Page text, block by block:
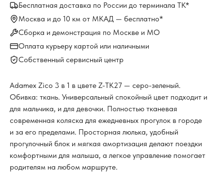
Бесплатная доставка по России до терминала ТК*
Москва и до 10 км от МКАД — бесплатно*
Сборка и демонстрация по Москве и МО
Оплата курьеру картой или наличными
Собственный сервисный центр
Adamex Zico 3 в 1 в цвете Z-TK27 — серо-зеленый.
Обивка: ткань. Универсальный спокойный цвет подходит и
для мальчика, и для девочки. Полностью тканевая
современная коляска для ежедневных прогулок в городе
и за его пределами. Просторная люлька, удобный
прогулочный блок и мягкая амортизация делают поездки
комфортными для малыша, а легкое управление помогает
родителям на любом маршруте.